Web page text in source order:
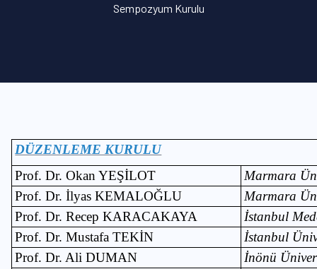
Sempozyum Kurulu
DÜZENLEME KURULU
Prof. Dr. Okan YEŞİLOT
Marmara
Prof. Dr. İlyas KEMALOĞLU
Marmara
Prof. Dr. Recep KARACAKAYA
İstanbul
Prof. Dr. Mustafa TEKİN
İstanbul
Prof. Dr. Ali DUMAN
İnönü